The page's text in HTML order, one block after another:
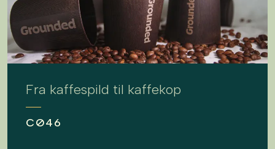
Fra kaffespild til kaffekop
CØ46